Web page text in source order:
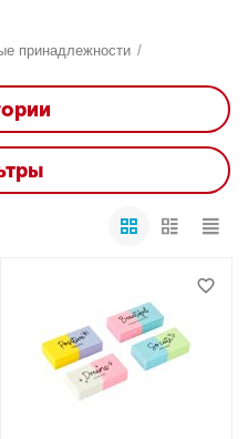
принадлежности /